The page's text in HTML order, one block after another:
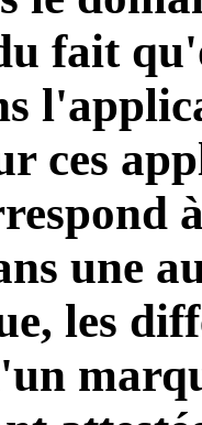
fait
ces
une
les